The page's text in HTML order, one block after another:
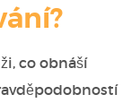
co obnáší